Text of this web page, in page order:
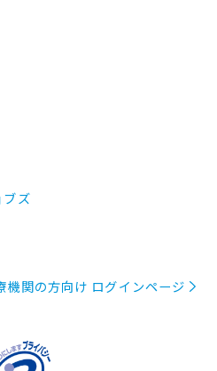
ブズ
機関の方向け ログインページ